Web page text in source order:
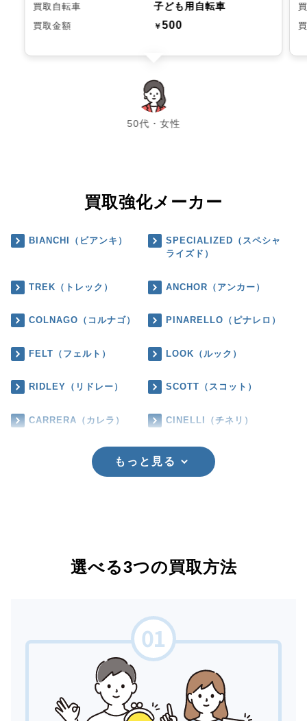
買取自転車 子ども用自転車
買取金額 ￥500
50代・女性
chevron_left chevron_right
買取強化メーカー
BIANCHI（ビアンキ）
SPECIALIZED（スペシャ
ライズド）
TREK（トレック） ANCHOR（アンカー）
COLNAGO（コルナゴ） PINARELLO（ピナレロ）
FELT（フェルト） LOOK（ルック）
RIDLEY（リドレー） SCOTT（スコット）
CARRERA（カレラ） CINELLI（チネリ）
もっと見る
選べる3つの買取方法